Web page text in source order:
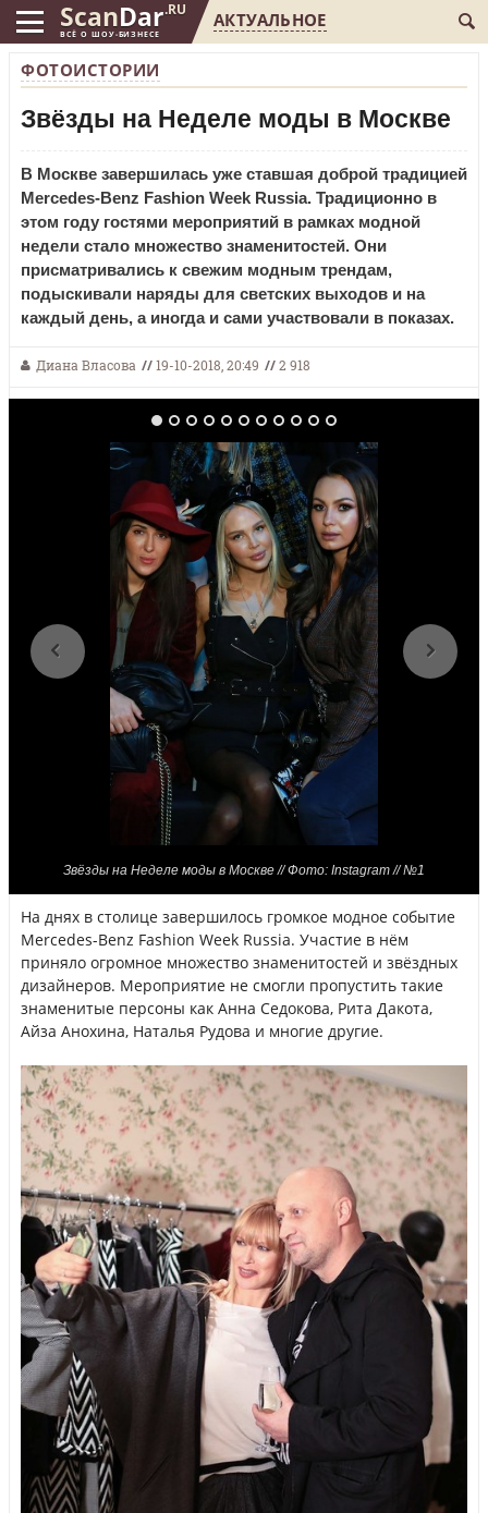
ScanDar.RU
ВСЁ О ШОУ-БИЗНЕСЕ
АКТУАЛЬНОЕ
ФОТОИСТОРИИ
Звёзды на Неделе моды в Москве
В Москве завершилась уже ставшая доброй традицией
Mercedes-Benz Fashion Week Russia. Традиционно в
этом году гостями мероприятий в рамках модной
недели стало множество знаменитостей. Они
присматривались к свежим модным трендам,
подыскивали наряды для светских выходов и на
каждый день, а иногда и сами участвовали в показах.
Диана Власова //19-10-2018, 20:49 //2 918
Звёзды на Неделе моды в Москве // Фото: Instagram // №1
На днях в столице завершилось громкое модное событие
Mercedes-Benz Fashion Week Russia. Участие в нём
приняло огромное множество знаменитостей и звёздных
дизайнеров. Мероприятие не смогли пропустить такие
знаменитые персоны как Анна Седокова, Рита Дакота,
Айза Анохина, Наталья Рудова и многие другие.